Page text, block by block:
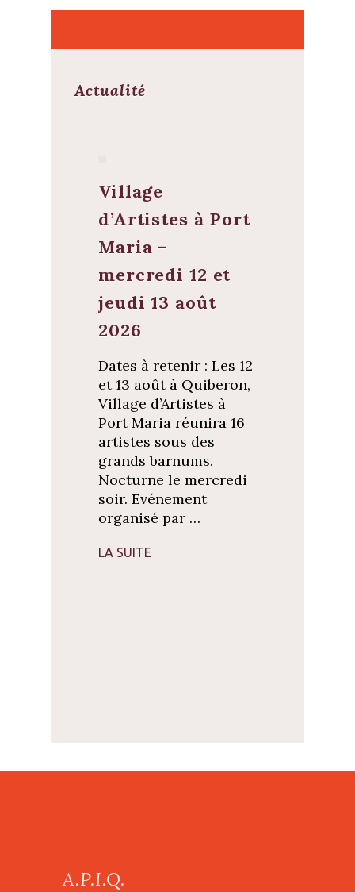
Actualité
Village
d’Artistes à Port
Maria –
mercredi 12 et
jeudi 13 août
2026
Dates à retenir : Les 12
et 13 août à Quiberon,
Village d’Artistes à
Port Maria réunira 16
artistes sous des
grands barnums.
Nocturne le mercredi
soir. Evénement
organisé par …
LA SUITE
A.P.I.Q.